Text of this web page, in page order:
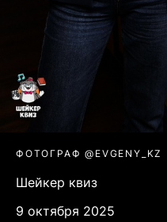
ФОТОГРАФ @EVGENY_KZ
Шейкер квиз
9 октября 2025